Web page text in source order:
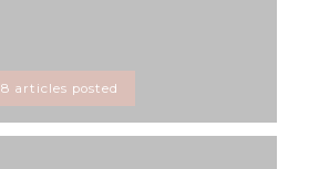
8 articles posted